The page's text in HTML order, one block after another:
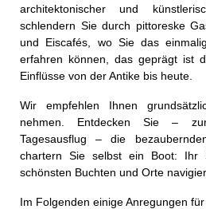
architektonischer und
schlendern Sie durch pittoreske
und Eiscafés, wo Sie das
erfahren können, das geprägt ist
Einflüsse von der Antike bis heute.
Wir empfehlen Ihnen
nehmen. Entdecken Sie –
Tagesausflug – die
chartern Sie selbst ein Boot: Ihr
schönsten Buchten und Orte
Im Folgenden einige Anregungen für